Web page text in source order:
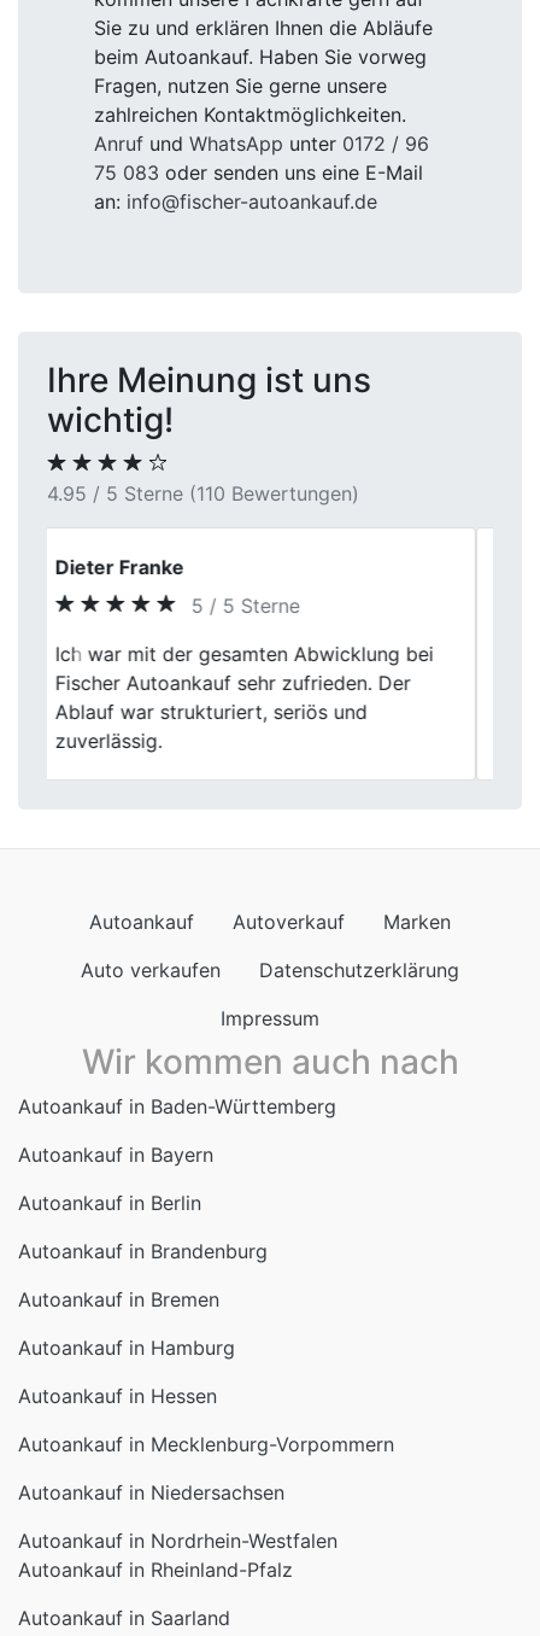
Sie zu und erklären Ihnen die Abläufe
beim Autoankauf. Haben Sie vorweg
Fragen, nutzen Sie gerne unsere
zahlreichen Kontaktmöglichkeiten.
Anruf und WhatsApp unter 0172 / 96
75 083 oder senden uns eine E-Mail
an: info@fischer-autoankauf.de
Ihre Meinung ist uns
wichtig!
4.95 / 5 Sterne (110 Bewertungen)
Alexander Breuer
5 / 5 Sterne
Der Fahrzeugverkauf bei Fischer
Autoankauf verlief von Anfang bis Ende
reibungslos. Die Beratung war kompetent
und die Abwicklung transparent.
Previous
Autoankauf Autoverkauf
Marken
Auto verkaufen
Datenschutzerklärung
Impressum
Wir kommen auch nach
Autoankauf in Baden-Württemberg
Autoankauf in Bayern
Autoankauf in Berlin
Autoankauf in Brandenburg
Autoankauf in Bremen
Autoankauf in Hamburg
Autoankauf in Hessen
Autoankauf in Mecklenburg-Vorpommern
Autoankauf in Niedersachsen
Autoankauf in Nordrhein-Westfalen
Autoankauf in Rheinland-Pfalz
Autoankauf in Saarland